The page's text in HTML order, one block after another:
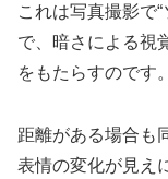
これは写真撮影で
で、暗さによる視
をもたらすのです。
距離がある場合も
表情の変化が見え